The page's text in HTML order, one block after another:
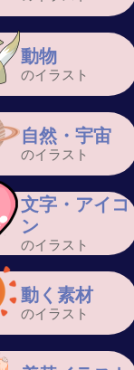
動物
のイラスト
自然・宇宙
のイラスト
文字・アイコ
ン
のイラスト
動く素材
のイラスト